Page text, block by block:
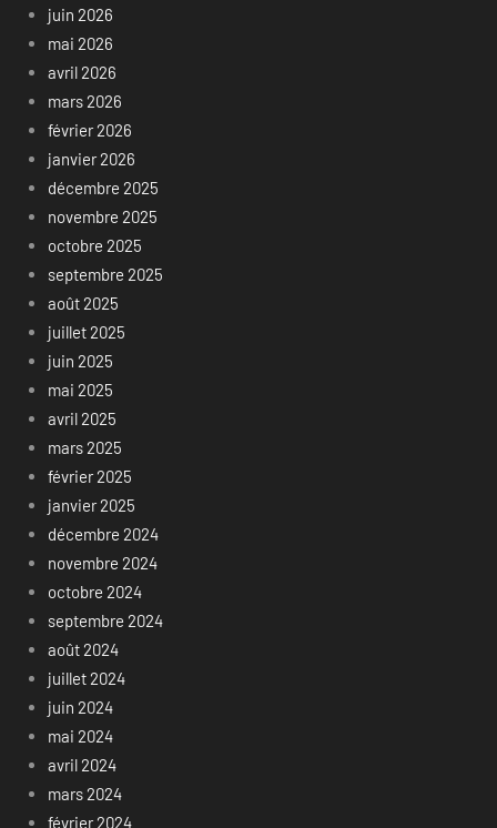
juin 2026
mai 2026
avril 2026
mars 2026
février 2026
janvier 2026
décembre 2025
novembre 2025
octobre 2025
septembre 2025
août 2025
juillet 2025
juin 2025
mai 2025
avril 2025
mars 2025
février 2025
janvier 2025
décembre 2024
novembre 2024
octobre 2024
septembre 2024
août 2024
juillet 2024
juin 2024
mai 2024
avril 2024
mars 2024
février 2024